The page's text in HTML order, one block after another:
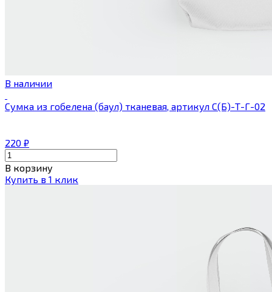
В наличии
Сумка из гобелена (баул) тканевая, артикул С(Б)-Т-Г-02
220 ₽
В корзину
Купить в 1 клик